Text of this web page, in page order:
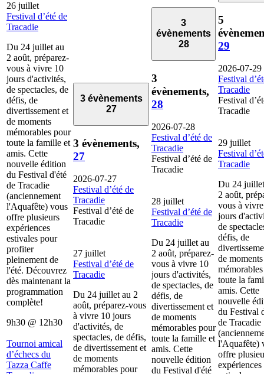
26 juillet
Festival d’été de
Tracadie
Du 24 juillet au
2 août, préparez-
vous à vivre 10
jours d'activités,
de spectacles, de
défis, de
divertissement et
de moments
mémorables pour
toute la famille et
amis. Cette
nouvelle édition
du Festival d'été
de Tracadie
(anciennement
l'Aquafête) vous
offre plusieurs
expériences
estivales pour
profiter
pleinement de
l'été. Découvrez
dès maintenant la
programmation
complète!
9h30 @ 12h30
Tournoi amical
d’échecs du
Tazza Caffe
3 évènements
27
3 évènements,
27
2026-07-27
Festival d’été de
Tracadie
Festival d’été de
Tracadie
27 juillet
Festival d’été de
Tracadie
Du 24 juillet au 2
août, préparez-vous
à vivre 10 jours
d'activités, de
spectacles, de défis,
de divertissement et
de moments
mémorables pour
3
évènements
28
3
évènements,
28
2026-07-28
Festival d’été de
Tracadie
Festival d’été de
Tracadie
28 juillet
Festival d’été de
Tracadie
Du 24 juillet au
2 août, préparez-
vous à vivre 10
jours d'activités,
de spectacles, de
défis, de
divertissement et
de moments
mémorables pour
toute la famille et
amis. Cette
nouvelle édition
du Festival d'été
5
29
2026-07-29
Festival
Tracadie
Festival
Tracadie
29 juillet
Festival
Tracadie
Du 24
2 août,
vous à
jours
de
défis, de
de moments
toute la
amis. Cette
nouvelle
du Festival
de Tracadie
l'Aquafête)
offre
expériences